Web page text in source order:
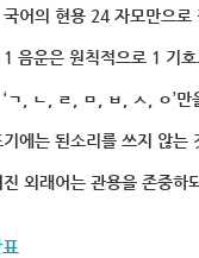
어의 현용 24 자모만으로
음운은 원칙적으로 1 기호
ㄱ, ㄴ, ㄹ, ㅁ, ㅂ, ㅅ, ㅇ’만
에는 된소리를 쓰지 않는
외래어는 관용을 존중하